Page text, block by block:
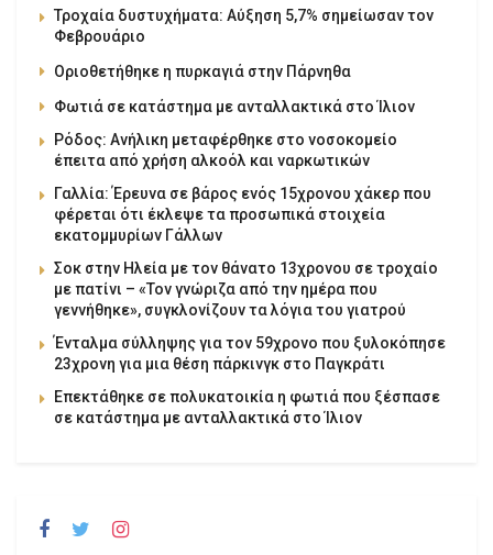
Τροχαία δυστυχήματα: Αύξηση 5,7% σημείωσαν τον
Φεβρουάριο
Οριοθετήθηκε η πυρκαγιά στην Πάρνηθα
Φωτιά σε κατάστημα με ανταλλακτικά στο Ίλιον
Ρόδος: Ανήλικη μεταφέρθηκε στο νοσοκομείο
έπειτα από χρήση αλκοόλ και ναρκωτικών
Γαλλία: Έρευνα σε βάρος ενός 15χρονου χάκερ που
φέρεται ότι έκλεψε τα προσωπικά στοιχεία
εκατομμυρίων Γάλλων
Σοκ στην Ηλεία με τον θάνατο 13χρονου σε τροχαίο
με πατίνι – «Τον γνώριζα από την ημέρα που
γεννήθηκε», συγκλονίζουν τα λόγια του γιατρού
Ένταλμα σύλληψης για τον 59χρονο που ξυλοκόπησε
23χρονη για μια θέση πάρκινγκ στο Παγκράτι
Επεκτάθηκε σε πολυκατοικία η φωτιά που ξέσπασε
σε κατάστημα με ανταλλακτικά στο Ίλιον